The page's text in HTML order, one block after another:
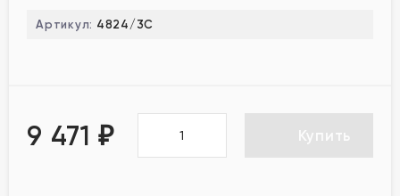
Артикул: 4824/3C
9 471 ₽ Купить